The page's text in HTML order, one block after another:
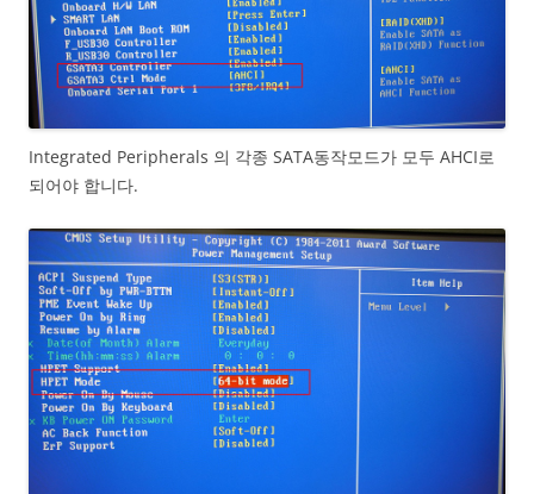
Integrated Peripherals 의 각종 SATA동작모드가 모두 AHCI로
되어야 합니다.